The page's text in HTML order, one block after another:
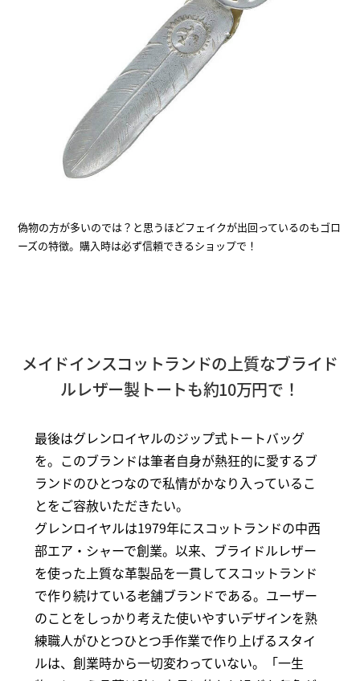
偽物の方が多いのでは？と思うほどフェイクが出回っているのもゴロ
ーズの特徴。購入時は必ず信頼できるショップで！
メイドインスコットランドの上質なブライド
ルレザー製トートも約10万円で！
最後はグレンロイヤルのジップ式トートバッグ
を。このブランドは筆者自身が熱狂的に愛するブ
ランドのひとつなので私情がかなり入っているこ
とをご容赦いただきたい。
グレンロイヤルは1979年にスコットランドの中西
部エア・シャーで創業。以来、ブライドルレザー
を使った上質な革製品を一貫してスコットランド
で作り続けている老舗ブランドである。ユーザー
のことをしっかり考えた使いやすいデザインを熟
練職人がひとつひとつ手作業で作り上げるスタイ
ルは、創業時から一切変わっていない。「一生